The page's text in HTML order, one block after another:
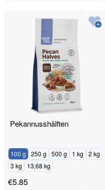
Pekannusshälften
100 g 250 g 500 g 1 kg
2 kg
3 kg
13,68 kg
€5.85